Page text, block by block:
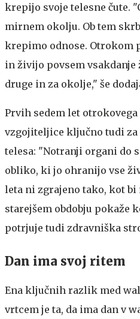
krepijo svoje telesne čute.
mirnem okolju. Ob tem
krepimo odnose. Otrokom
in živijo povsem vsakdanje
druge in za okolje," še
Prvih sedem let
vzgojiteljice ključno tudi za
telesa: "Notranji organi do
obliko, ki jo ohranijo vse
leta ni zgrajeno tako, kot
starejšem obdobju pokaže
potrjuje tudi zdravniška
Dan ima svoj ritem
Ena ključnih razlik med
vrtcem je ta, da ima dan v